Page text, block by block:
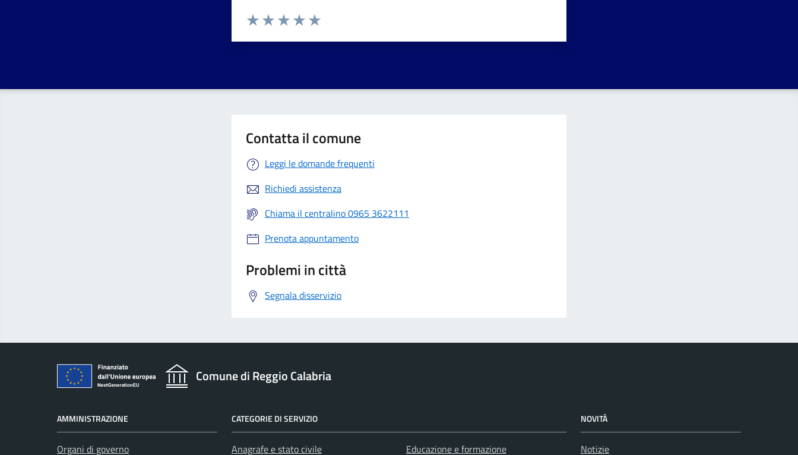
Valuta da 1 a 5 stelle la pagina
Contatta il comune
Leggi le domande frequenti
Richiedi assistenza
Chiama il centralino 0965 3622111
Prenota appuntamento
Problemi in città
Segnala disservizio
Comune di Reggio Calabria
AMMINISTRAZIONE
Organi di governo
CATEGORIE DI SERVIZIO
Anagrafe e stato civile
Educazione e formazione
NOVITÀ
Notizie